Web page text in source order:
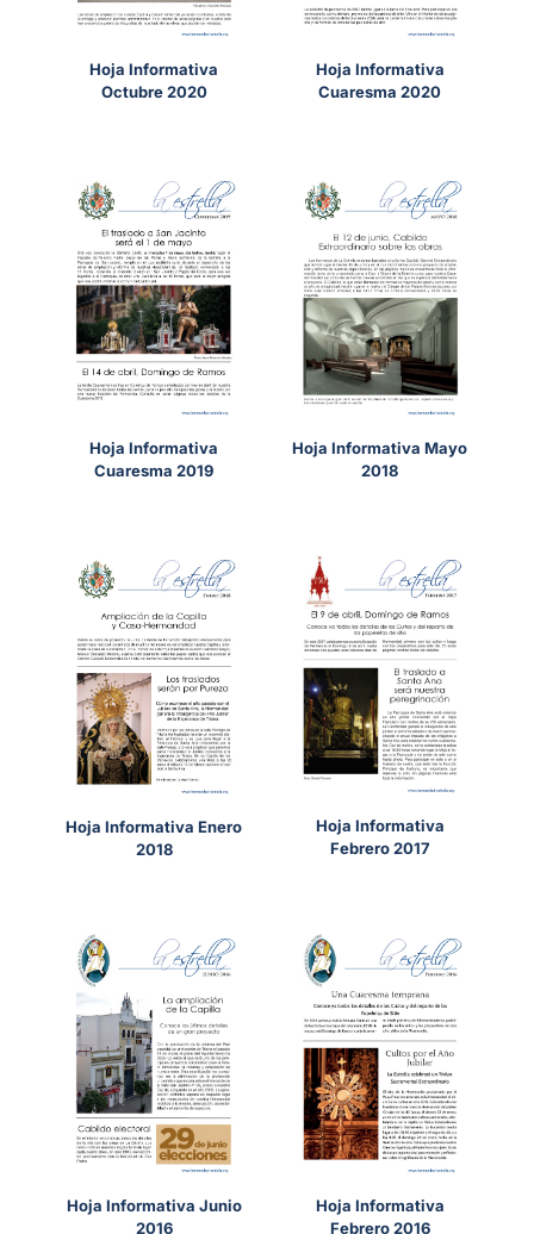
Hoja Informativa
Octubre 2020
Hoja Informativa
Cuaresma 2020
Hoja Informativa
Cuaresma 2019
Hoja Informativa Mayo
2018
Hoja Informativa Enero
2018
Hoja Informativa
Febrero 2017
Hoja Informativa Junio
2016
Hoja Informativa
Febrero 2016